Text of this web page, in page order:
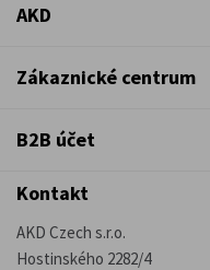
AKD
Zákaznické centrum
B2B účet
Kontakt
AKD Czech s.r.o.
Hostinského 2282/4